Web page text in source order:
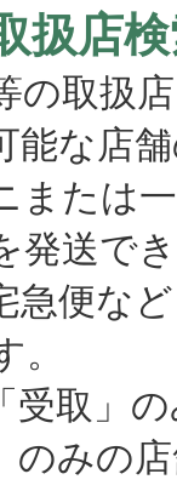
扱店
取扱
能な店
は一
発送で
など
」の
の店